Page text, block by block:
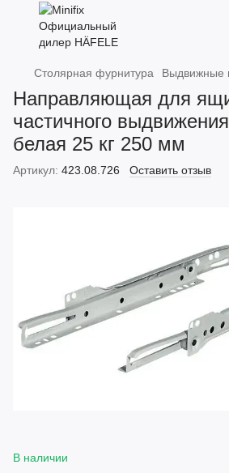
Столярная фурнитура Выдвижные
Направляющая для
частичного
белая 25 кг 250 мм
Артикул: 423.08.726 Оставить отзыв
В наличии